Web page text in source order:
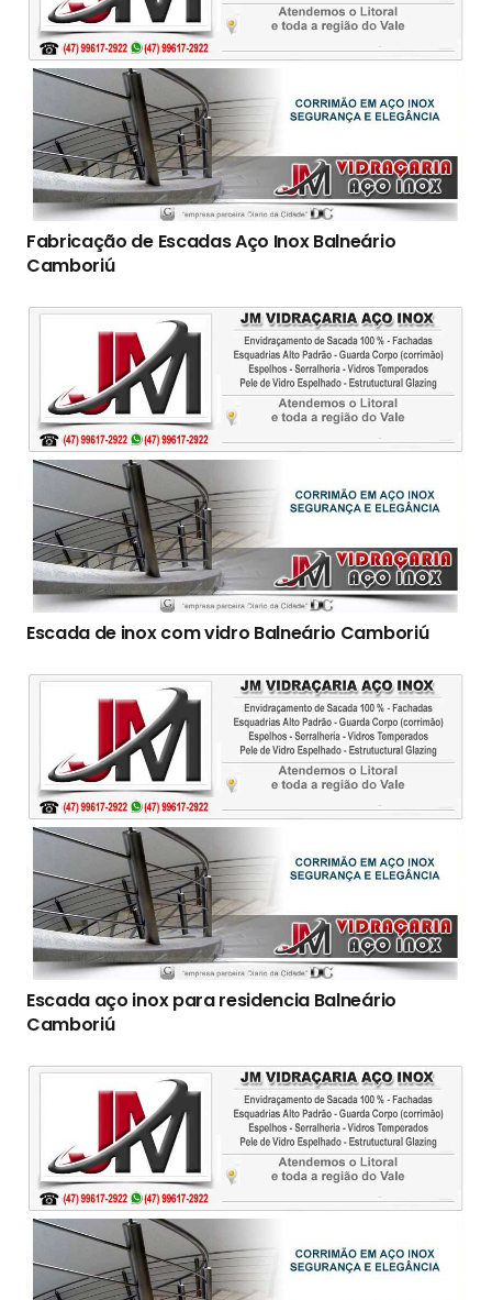
Fabricação de Escadas Aço Inox Balneário
Camboriú
Escada de inox com vidro Balneário Camboriú
Escada aço inox para residencia Balneário
Camboriú